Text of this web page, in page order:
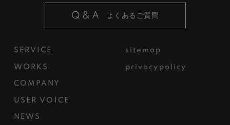
SERVICE
WORKS
COMPANY
USER VOICE
NEWS
sitemap
privacypolicy
Q&A よくあるご質問